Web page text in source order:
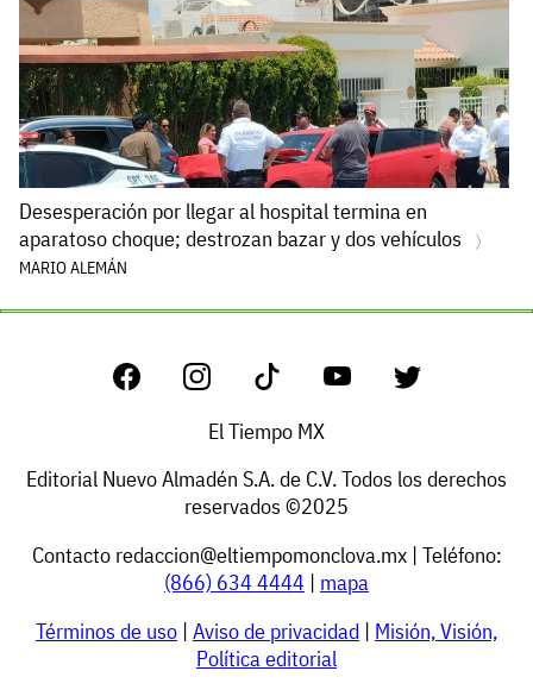
Desesperación por llegar al hospital termina en
aparatoso choque; destrozan bazar y dos vehículos
MARIO ALEMÁN
El Tiempo MX
Editorial Nuevo Almadén S.A. de C.V. Todos los derechos
reservados ©2025
Contacto redaccion@eltiempomonclova.mx| Teléfono:
(866) 634 4444 | mapa
Términos de uso | Aviso de privacidad | Misión, Visión,
Política editorial